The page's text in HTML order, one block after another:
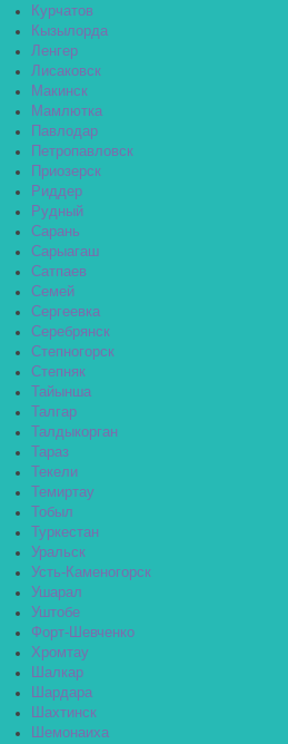
Курчатов
Кызылорда
Ленгер
Лисаковск
Макинск
Мамлютка
Павлодар
Петропавловск
Приозерск
Риддер
Рудный
Сарань
Сарыагаш
Сатпаев
Семей
Сергеевка
Серебрянск
Степногорск
Степняк
Тайынша
Талгар
Талдыкорган
Тараз
Текели
Темиртау
Тобыл
Туркестан
Уральск
Усть-Каменогорск
Ушарал
Уштобе
Форт-Шевченко
Хромтау
Шалкар
Шардара
Шахтинск
Шемонаиха